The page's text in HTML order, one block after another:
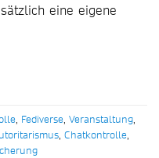
eine eigene
, Fediverse, Veranstaltung,
, Chatkontrolle,